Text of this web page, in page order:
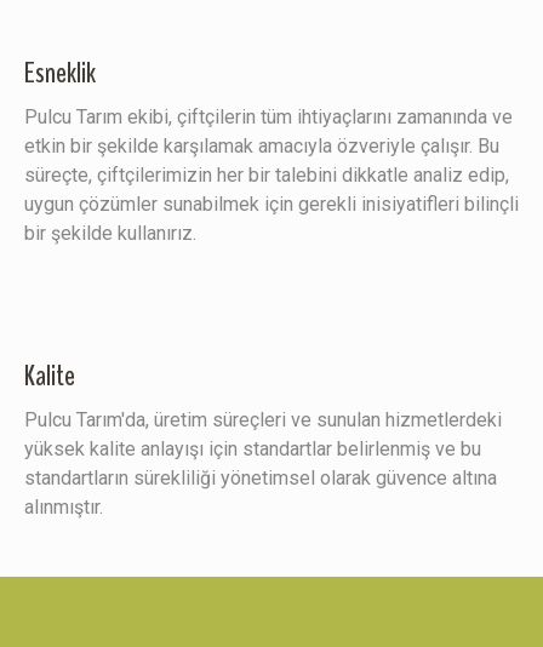
Esneklik
Pulcu Tarım ekibi, çiftçilerin tüm ihtiyaçlarını zamanında ve
etkin bir şekilde karşılamak amacıyla özveriyle çalışır. Bu
süreçte, çiftçilerimizin her bir talebini dikkatle analiz edip,
uygun çözümler sunabilmek için gerekli inisiyatifleri bilinçli
bir şekilde kullanırız.
Kalite
Pulcu Tarım'da, üretim süreçleri ve sunulan hizmetlerdeki
yüksek kalite anlayışı için standartlar belirlenmiş ve bu
standartların sürekliliği yönetimsel olarak güvence altına
alınmıştır.